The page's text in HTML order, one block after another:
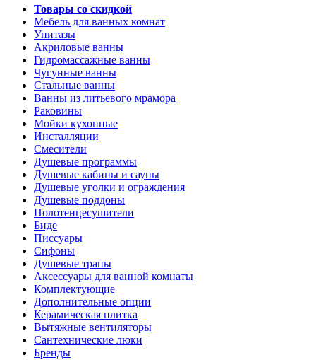
Товары со скидкой
Мебель для ванных комнат
Унитазы
Акриловые ванны
Гидромассажные ванны
Чугунные ванны
Стальные ванны
Ванны из литьевого мрамора
Раковины
Мойки кухонные
Инсталляции
Смесители
Душевые программы
Душевые кабины и сауны
Душевые уголки и ограждения
Душевые поддоны
Полотенцесушители
Биде
Писсуары
Сифоны
Душевые трапы
Аксессуары для ванной комнаты
Комплектующие
Дополнительные опции
Керамическая плитка
Вытяжные вентиляторы
Сантехнические люки
Бренды